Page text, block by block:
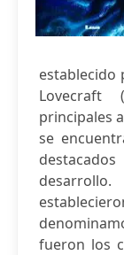
establecido
Lovecraft
principales
se
fueron los